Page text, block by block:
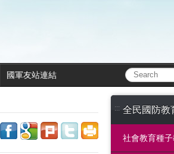
國軍友站連結
share to facebook
share to google
share to plurk
share to twitter
::: 全民國防教
社會教育種